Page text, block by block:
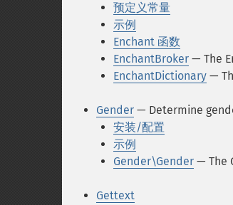
预定义常量
示例
Enchant 函数
EnchantBroker — The
EnchantDictionary —
Gender — Determine
安装/配置
示例
Gender\Gender — The
Gettext